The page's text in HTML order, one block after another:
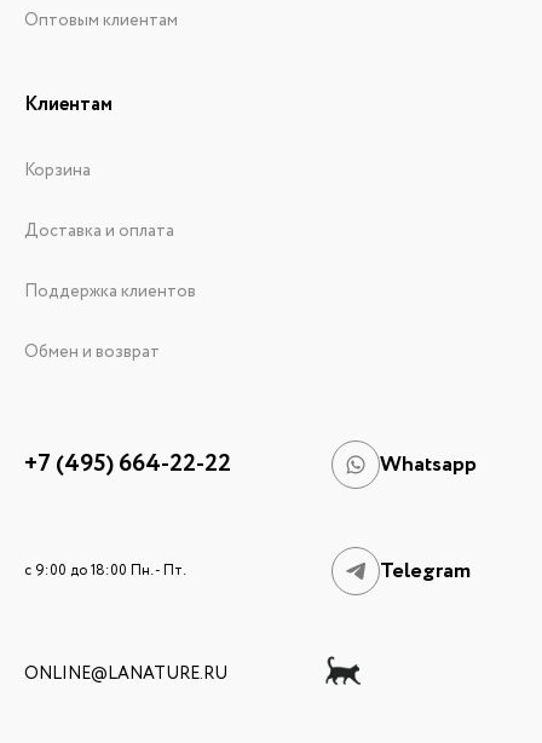
Оптовым клиентам
Клиентам
Корзина
Доставка и оплата
Поддержка клиентов
Обмен и возврат
+7 (495) 664-22-22 Whatsapp
c 9:00 до 18:00 Пн. - Пт. Telegram
ONLINE@LANATURE.RU